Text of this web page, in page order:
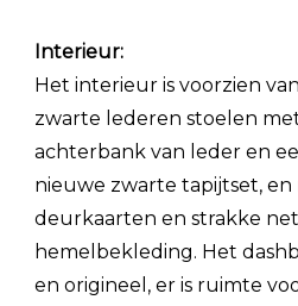
Interieur:
Het interieur is voorzien
zwarte lederen stoelen
achterbank van leder en
nieuwe zwarte tapijtset,
deurkaarten en strakke
hemelbekleding. Het
en origineel, er is ruimte